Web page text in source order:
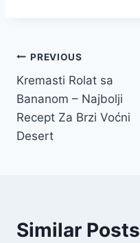
Post
navigation
PREVIOUS
Kremasti Rolat sa
Bananom – Najbolji
Recept Za Brzi Voćni
Desert
Similar Posts